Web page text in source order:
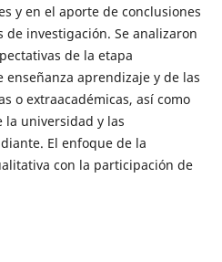
y en el aporte de conclusiones
de investigación. Se analizaron
de la etapa
aprendizaje y de las
o extraacadémicas, así como
la universidad y las
El enfoque de la
con la participación de